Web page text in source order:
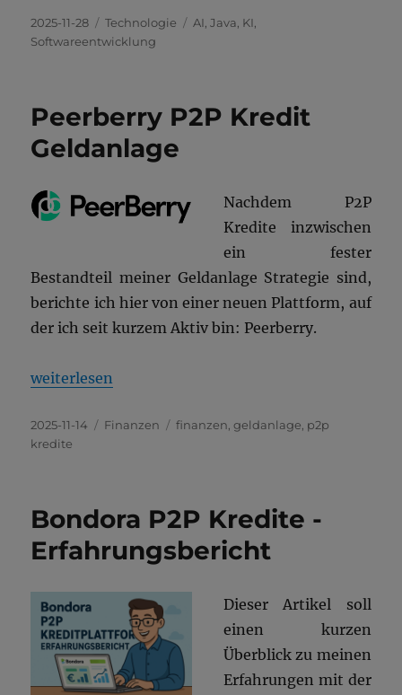
Veröffentlicht
am
2025-11-28 Kategorien
Technologie Schlagwörter
AI,Java, KI,
Softwareentwicklung
Peerberry P2P Kredit
Geldanlage
Nachdem P2P
Kredite inzwischen
ein fester
Bestandteil meiner Geldanlage Strategie sind,
berichte ich hier von einer neuen Plattform, auf
der ich seit kurzem Aktiv bin: Peerberry.
„Peerberry P2P Kredit Geldanlage“
weiterlesen
Veröffentlicht
am
2025-11-14 Kategorien
Finanzen Schlagwörter
finanzen,geldanlage, p2p
kredite
Bondora P2P Kredite -
Erfahrungsbericht
Dieser Artikel soll
einen kurzen
Überblick zu meinen
Erfahrungen mit der